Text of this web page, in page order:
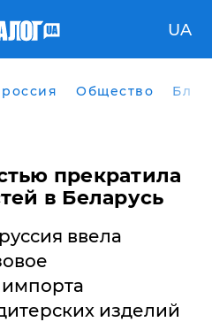
UA
россия Общество
прекратила
в Беларусь
ввела
изделий